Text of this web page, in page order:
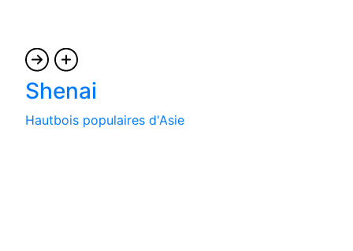
Shenai
Hautbois populaires d'Asie